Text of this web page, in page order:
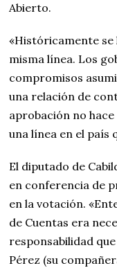
Abierto.
«Históricamente se
misma línea. Los
compromisos
una relación de
aprobación no
una línea en el país
El diputado de
en conferencia de
en la votación.
de Cuentas era
responsabilidad
Pérez (su